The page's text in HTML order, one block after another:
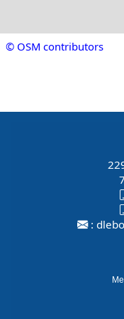
© OSM contributors
: